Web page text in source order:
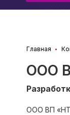
Главная
ООО
ООО ВП